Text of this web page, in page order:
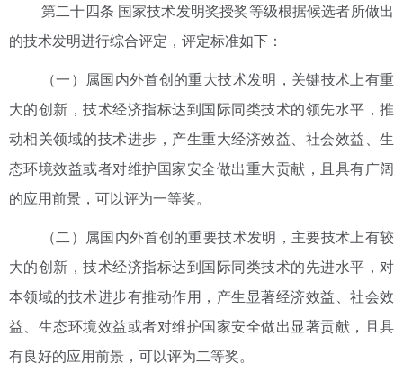
第二十四条 国家技术发明奖授奖等级根据候选者所做出
的技术发明进行综合评定，评定标准如下：
（一）属国内外首创的重大技术发明，关键技术上有重
大的创新，技术经济指标达到国际同类技术的领先水平，推
动相关领域的技术进步，产生重大经济效益、社会效益、生
态环境效益或者对维护国家安全做出重大贡献，且具有广阔
的应用前景，可以评为一等奖。
（二）属国内外首创的重要技术发明，主要技术上有较
大的创新，技术经济指标达到国际同类技术的先进水平，对
本领域的技术进步有推动作用，产生显著经济效益、社会效
益、生态环境效益或者对维护国家安全做出显著贡献，且具
有良好的应用前景，可以评为二等奖。